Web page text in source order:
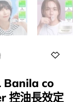
Banila co
控油長效定